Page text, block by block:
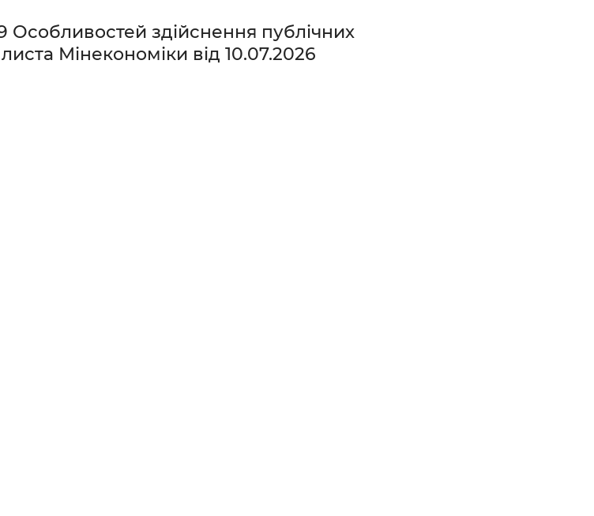
Особливостей здійснення публічних
Мінекономіки від 10.07.2026